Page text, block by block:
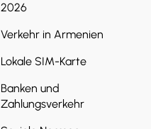
2026
Verkehr in Armenien
Lokale SIM-Karte
Banken und
Zahlungsverkehr